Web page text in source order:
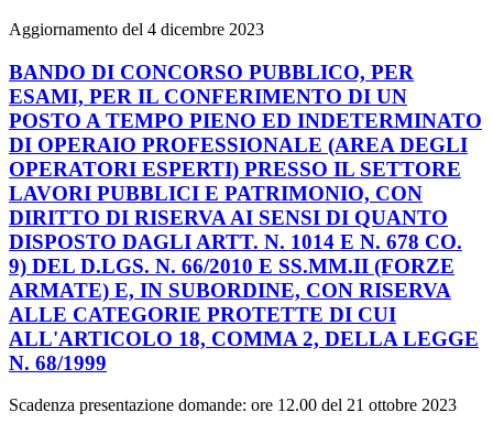
Aggiornamento del 4 dicembre 2023
BANDO DI CONCORSO PUBBLICO, PER
ESAMI, PER IL CONFERIMENTO DI UN
POSTO A TEMPO PIENO ED INDETERMINATO
DI OPERAIO PROFESSIONALE (AREA DEGLI
OPERATORI ESPERTI) PRESSO IL SETTORE
LAVORI PUBBLICI E PATRIMONIO, CON
DIRITTO DI RISERVA AI SENSI DI QUANTO
DISPOSTO DAGLI ARTT. N. 1014 E N. 678 CO.
9) DEL D.LGS. N. 66/2010 E SS.MM.II (FORZE
ARMATE) E, IN SUBORDINE, CON RISERVA
ALLE CATEGORIE PROTETTE DI CUI
ALL'ARTICOLO 18, COMMA 2, DELLA LEGGE
N. 68/1999
Scadenza presentazione domande: ore 12.00 del 21 ottobre 2023